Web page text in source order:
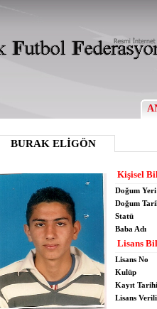
BURAK ELİGÖN
Kişisel
Doğum Yeri
Doğum
Statü
Baba Adı
Lisans
Lisans No
Kulüp
Kayıt Tarihi
Lisans